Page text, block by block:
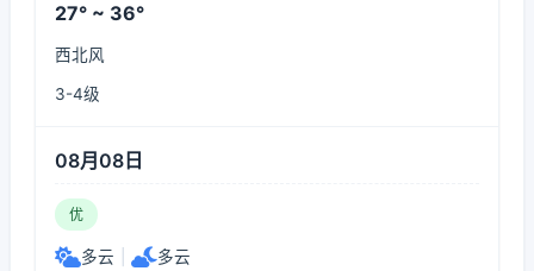
27° ~ 36°
西北风
3-4级
08月08日
优
多云 多云